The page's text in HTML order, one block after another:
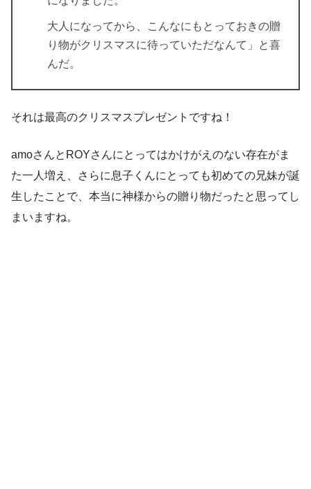
大人になってから、こんなにもとっておきの贈
り物がクリスマスに待っていただなんて」と喜
んだ。
それは最高のクリスマスプレゼントですね！
amoさんとROYさんにとってはかけがえのない存在がま
た一人増え、さらに息子くんにとっても初めての兄妹が誕
生したことで、本当に神様からの贈り物だったと思ってし
まいますね。